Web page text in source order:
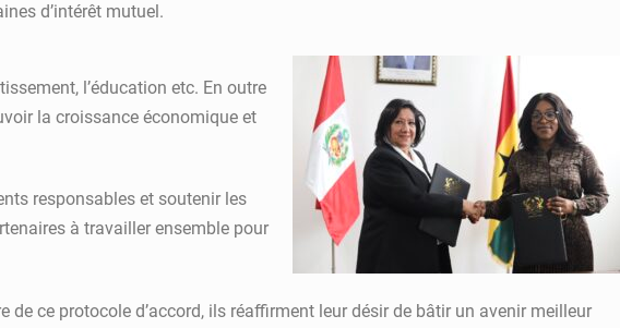
d’intérêt mutuel.
l’éducation etc. En outre
la croissance économique et
responsables et soutenir les
à travailler ensemble pour
ce protocole d’accord, ils réaffirment leur désir de bâtir un avenir meilleur